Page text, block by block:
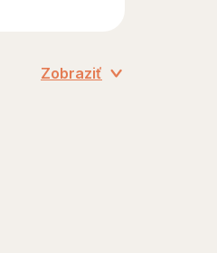
Zobraziť